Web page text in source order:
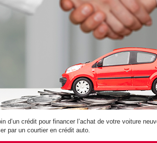
d’un crédit pour financer l’achat de votre voiture
par un courtier en crédit auto.